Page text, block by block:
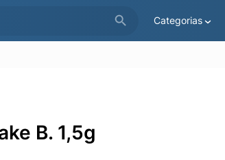
Categorias
B. 1,5g